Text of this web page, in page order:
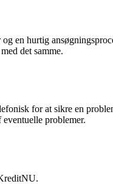
en hurtig
det samme.
for at sikre en
problemer.